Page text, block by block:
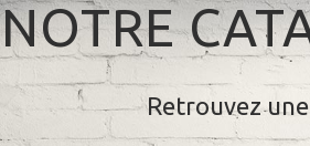
NOTRE
Retrouvez